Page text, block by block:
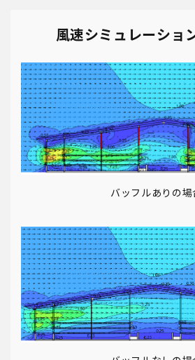
風速シミュレーショ
バッフルありの場